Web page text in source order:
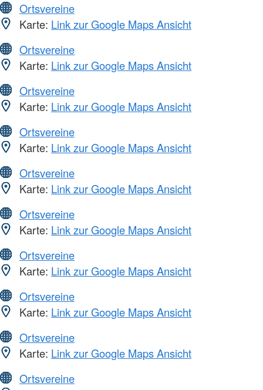
Ortsvereine
Karte: Link zur Google Maps Ansicht
Ortsvereine
Karte: Link zur Google Maps Ansicht
Ortsvereine
Karte: Link zur Google Maps Ansicht
Ortsvereine
Karte: Link zur Google Maps Ansicht
Ortsvereine
Karte: Link zur Google Maps Ansicht
Ortsvereine
Karte: Link zur Google Maps Ansicht
Ortsvereine
Karte: Link zur Google Maps Ansicht
Ortsvereine
Karte: Link zur Google Maps Ansicht
Ortsvereine
Karte: Link zur Google Maps Ansicht
Ortsvereine